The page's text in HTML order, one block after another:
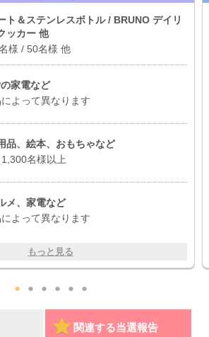
ト＆ステンレスボトル / BRUNO デイリ
ッカー 他
様 / 50名様 他
家電など
よって異なります
品、絵本、おもちゃなど
名様以上
メ、家電など
よって異なります
もっと見る
● ● ● ● ● ●
関連する当選報告